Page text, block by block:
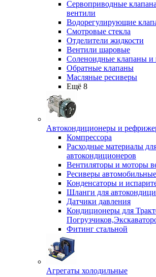
Сервоприводные
вентили
Водорегулирующие
Смотровые стекла
Отделители жидкости
Вентили шаровые
Соленоидные клапаны и
Обратные клапаны
Масляные ресиверы
Ещё 8
Автокондиционеры и
Компрессора
Расходные материалы
автокондиционеров
Вентиляторы и моторы
Ресиверы автомобильные
Конденсаторы и
Шланги для
Датчики давления
Кондиционеры для
Фитинг стальной
Агрегаты холодильные